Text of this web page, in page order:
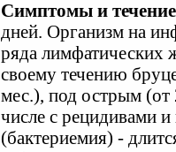
Симптомы и
дней. Организм на
ряда лимфатических
своему течению
мес.), под острым
числе с рецидивами
(бактериемия) -